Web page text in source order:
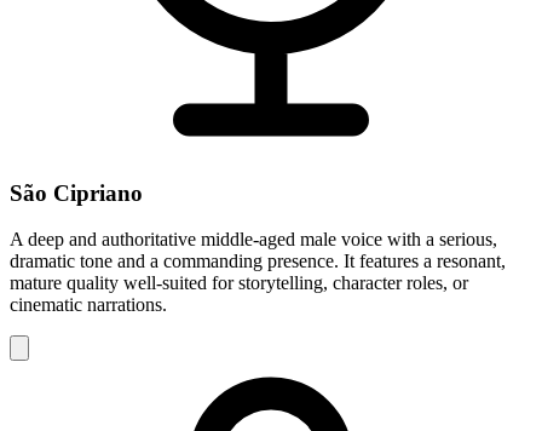
São Cipriano
A deep and authoritative middle-aged male voice with a serious,
dramatic tone and a commanding presence. It features a resonant,
mature quality well-suited for storytelling, character roles, or
cinematic narrations.